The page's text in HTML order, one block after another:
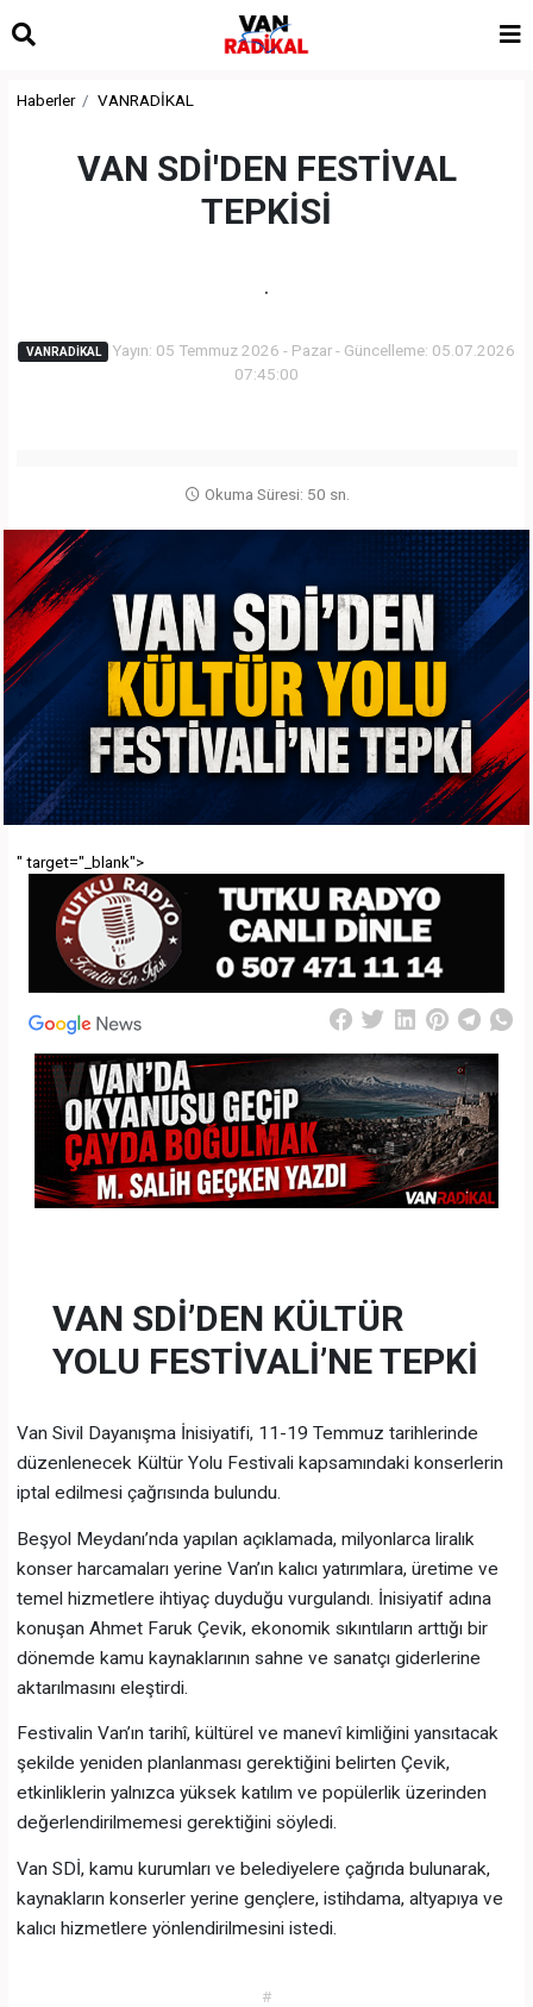
Haberler VANRADİKAL
VAN SDİ'DEN FESTİVAL
TEPKİSİ
.
VANRADİKAL
Yayın: 05 Temmuz 2026 - Pazar - Güncelleme: 05.07.2026
07:45:00
Okuma Süresi: 50 sn.
" target="_blank">
VAN SDİ’DEN KÜLTÜR
YOLU FESTİVALİ’NE TEPKİ
Van Sivil Dayanışma İnisiyatifi, 11-19 Temmuz tarihlerinde
düzenlenecek Kültür Yolu Festivali kapsamındaki konserlerin
iptal edilmesi çağrısında bulundu.
Beşyol Meydanı’nda yapılan açıklamada, milyonlarca liralık
konser harcamaları yerine Van’ın kalıcı yatırımlara, üretime ve
temel hizmetlere ihtiyaç duyduğu vurgulandı. İnisiyatif adına
konuşan Ahmet Faruk Çevik, ekonomik sıkıntıların arttığı bir
dönemde kamu kaynaklarının sahne ve sanatçı giderlerine
aktarılmasını eleştirdi.
Festivalin Van’ın tarihî, kültürel ve manevî kimliğini yansıtacak
şekilde yeniden planlanması gerektiğini belirten Çevik,
etkinliklerin yalnızca yüksek katılım ve popülerlik üzerinden
değerlendirilmemesi gerektiğini söyledi.
Van SDİ, kamu kurumları ve belediyelere çağrıda bulunarak,
kaynakların konserler yerine gençlere, istihdama, altyapıya ve
kalıcı hizmetlere yönlendirilmesini istedi.
#